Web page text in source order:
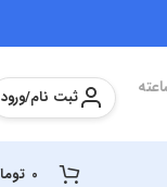
ثبت نام/ورود